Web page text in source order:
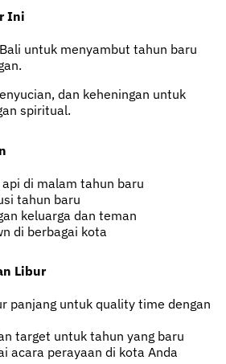
Ini
untuk menyambut tahun baru
dan keheningan untuk
spiritual.
di malam tahun baru
tahun baru
keluarga dan teman
di berbagai kota
Libur
panjang untuk quality time dengan
target untuk tahun yang baru
acara perayaan di kota Anda